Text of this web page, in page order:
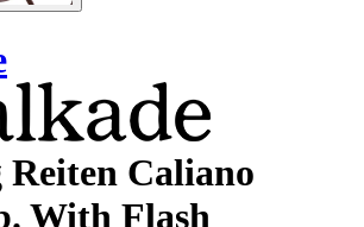
Reiten Caliano
With Flash